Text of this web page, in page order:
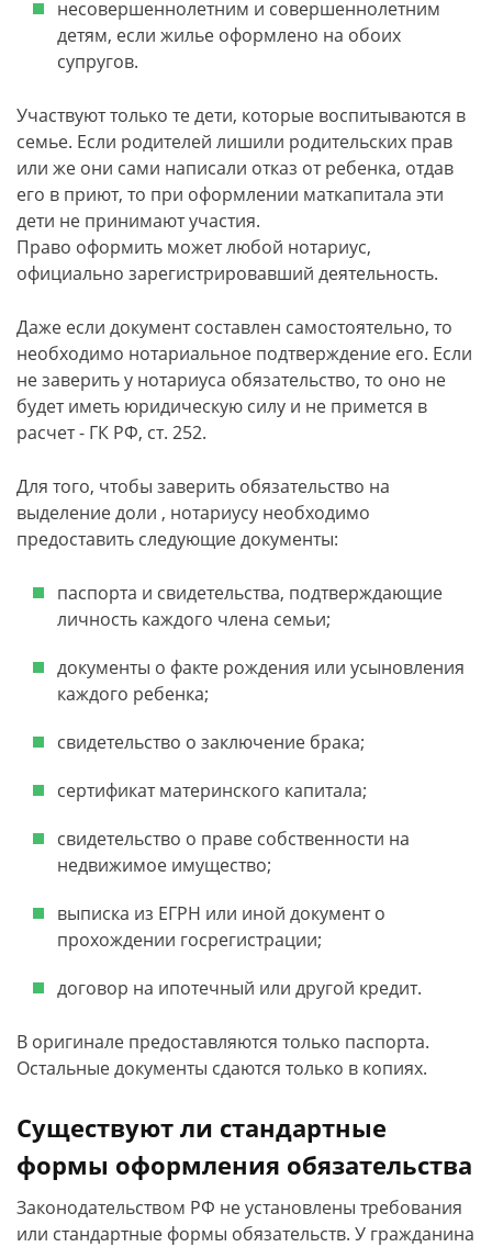
несовершеннолетним и совершеннолетним
детям, если жилье оформлено на обоих
супругов.
Участвуют только те дети, которые воспитываются в
семье. Если родителей лишили родительских прав
или же они сами написали отказ от ребенка, отдав
его в приют, то при оформлении маткапитала эти
дети не принимают участия.
Право оформить может любой нотариус,
официально зарегистрировавший деятельность.
Даже если документ составлен самостоятельно, то
необходимо нотариальное подтверждение его. Если
не заверить у нотариуса обязательство, то оно не
будет иметь юридическую силу и не примется в
расчет - ГК РФ, ст. 252.
Для того, чтобы заверить обязательство на
выделение доли , нотариусу необходимо
предоставить следующие документы:
паспорта и свидетельства, подтверждающие
личность каждого члена семьи;
документы о факте рождения или усыновления
каждого ребенка;
свидетельство о заключение брака;
сертификат материнского капитала;
свидетельство о праве собственности на
недвижимое имущество;
выписка из ЕГРН или иной документ о
прохождении госрегистрации;
договор на ипотечный или другой кредит.
В оригинале предоставляются только паспорта.
Остальные документы сдаются только в копиях.
Существуют ли стандартные
формы оформления обязательства
Законодательством РФ не установлены требования
или стандартные формы обязательств. У гражданина